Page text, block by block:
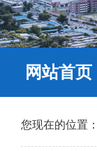
网站首页
您现在的位置：